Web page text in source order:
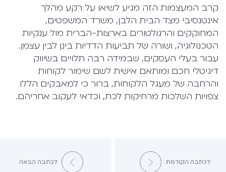
קרב המעצמות הזה מגיע לשיאו על רקע מהלך
אינטנסיבי מצד הבית הלבן, משרד המשפטים,
המחוקקים והרגולטורים בארצות-הברית מול ענקיות
הטכנולוגיה, ושורה של תביעות הדדיות בינן לבין עצמן.
עבור בעלי העסקים, שבמידה רבה תלויים בשיווק
דיגיטלי חכם ומותאם אישית לשם שימור לקוחות
והרחבה של מעגל הלקוחות, ברור כי למאבקים הללו
צפויות השלכות מרחיקות לכת, וכדאי לעקוב אחריהם.
לכתבה הקודמת לכתבה הבאה